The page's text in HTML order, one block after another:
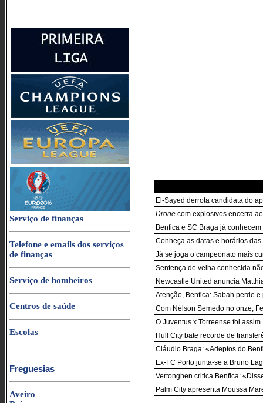
Serviço de finanças
Telefone e emails dos serviços
de finanças
Serviço de bombeiros
Centros de saúde
Escolas
Freguesias
Aveiro
El-Sayed derrota candidata do
Drone com explosivos encerra
Benfica e SC Braga já
Conheça as datas e horários das
Já se joga o campeonato mais
Sentença de velha conhecida
Newcastle United anuncia
Atenção, Benfica: Sabah perde
Com Nélson Semedo no onze,
O Juventus x Torreense foi
Hull City bate recorde de
Cláudio Braga: «Adeptos do
Ex-FC Porto junta-se a Bruno
Vertonghen critica Benfica:
Palm City apresenta Moussa